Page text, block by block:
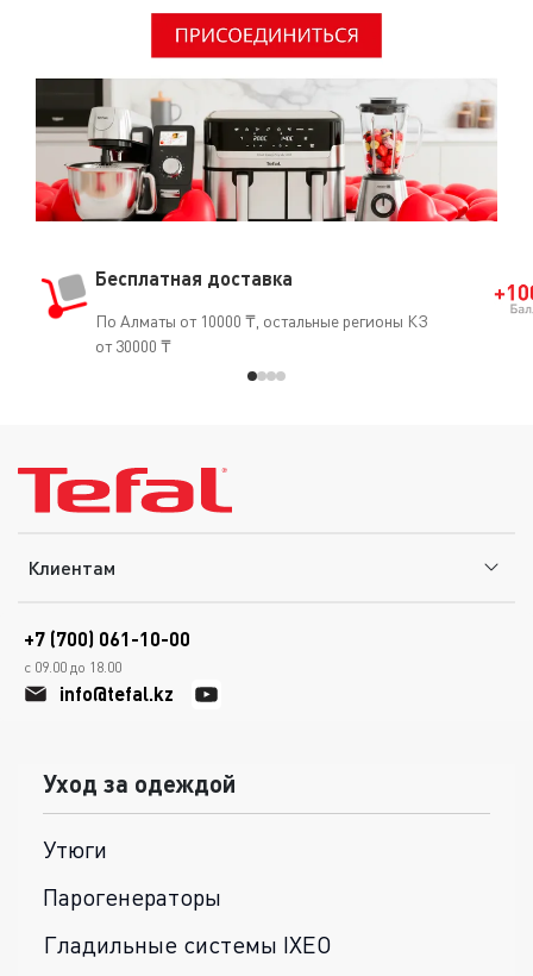
Бесплатная доставка
По Алматы от 10000 ₸, остальные регионы КЗ
от 30000 ₸
Клиентам
+7 (700) 061-10-00
с 09.00 до 18.00
info@tefal.kz
Уход за одеждой
Утюги
Парогенераторы
Гладильные системы IXEO